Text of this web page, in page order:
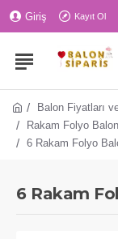
Giriş Kayıt Ol
Balon Fiyatları
Rakam Folyo Balon
6 Rakam Folyo
6 Rakam